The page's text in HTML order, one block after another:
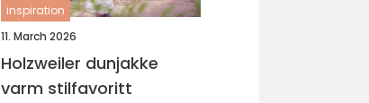
inspiration
11. March 2026
Holzweiler dunjakke
varm stilfavoritt